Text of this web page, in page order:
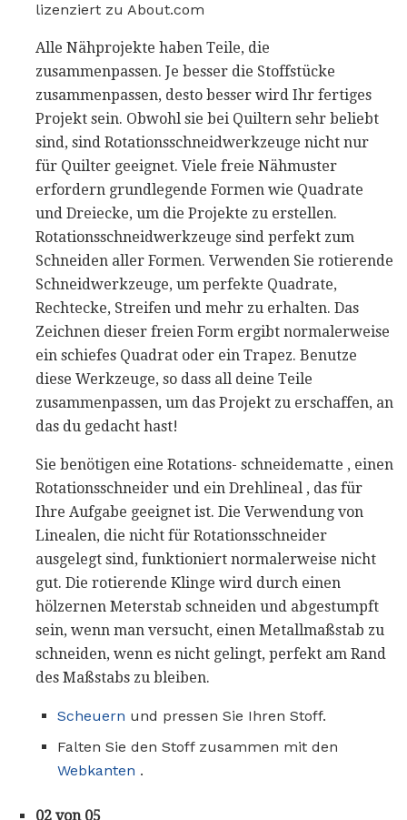
lizenziert zu About.com
Alle Nähprojekte haben Teile, die
zusammenpassen. Je besser die Stoffstücke
zusammenpassen, desto besser wird Ihr fertiges
Projekt sein. Obwohl sie bei Quiltern sehr beliebt
sind, sind Rotationsschneidwerkzeuge nicht nur
für Quilter geeignet. Viele freie Nähmuster
erfordern grundlegende Formen wie Quadrate
und Dreiecke, um die Projekte zu erstellen.
Rotationsschneidwerkzeuge sind perfekt zum
Schneiden aller Formen. Verwenden Sie rotierende
Schneidwerkzeuge, um perfekte Quadrate,
Rechtecke, Streifen und mehr zu erhalten. Das
Zeichnen dieser freien Form ergibt normalerweise
ein schiefes Quadrat oder ein Trapez. Benutze
diese Werkzeuge, so dass all deine Teile
zusammenpassen, um das Projekt zu erschaffen, an
das du gedacht hast!
Sie benötigen eine Rotations- schneidematte , einen
Rotationsschneider und ein Drehlineal , das für
Ihre Aufgabe geeignet ist. Die Verwendung von
Linealen, die nicht für Rotationsschneider
ausgelegt sind, funktioniert normalerweise nicht
gut. Die rotierende Klinge wird durch einen
hölzernen Meterstab schneiden und abgestumpft
sein, wenn man versucht, einen Metallmaßstab zu
schneiden, wenn es nicht gelingt, perfekt am Rand
des Maßstabs zu bleiben.
Scheuern und pressen Sie Ihren Stoff.
Falten Sie den Stoff zusammen mit den
Webkanten .
02 von 05